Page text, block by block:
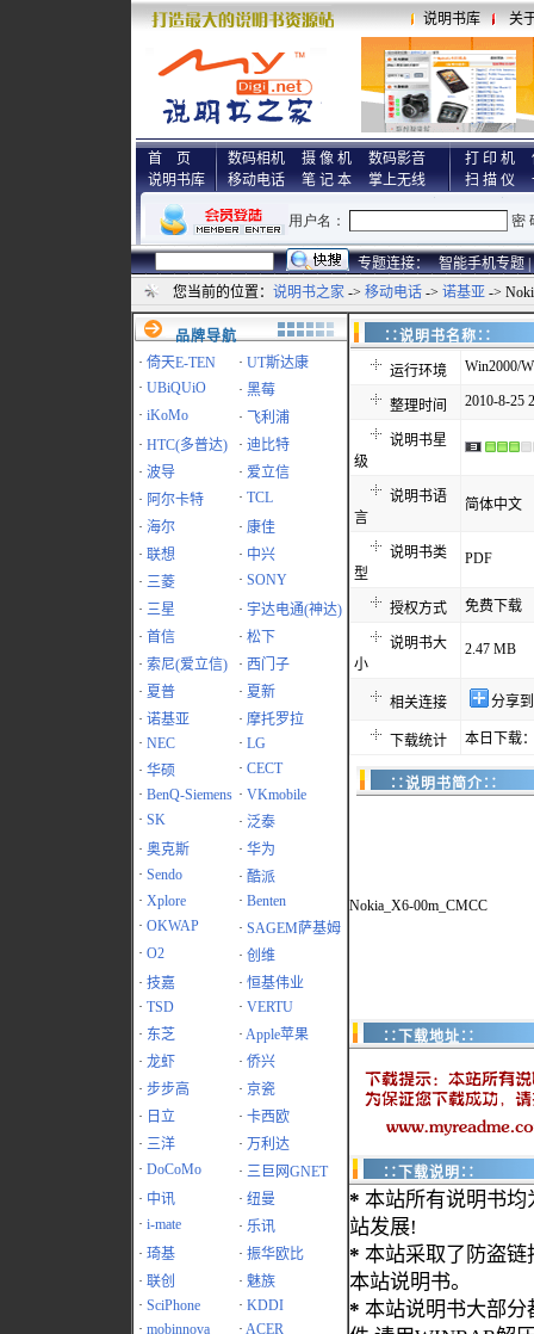
说明书库 关
首 页
说明书库
数码相机 摄 像 机
数码影音
移动电话
笔 记 本 掌上无线
打 印 机
扫 描 仪
专题连接： 智能手机专题 |
您当前的位置： 说明书之家 -> 移动电话 -> 诺基亚 ->
品牌导航
· 倚天E-TEN · UT斯达康
· UBiQUiO · 黑莓
· iKoMo ·
飞利浦
· HTC(多普达) · 迪比特
· 波导 · 爱立信
· 阿尔卡特 · TCL
· 海尔 · 康佳
· 联想 · 中兴
· 三菱 · SONY
· 三星 · 宇达电通(神达)
· 首信 · 松下
· 索尼(爱立信) · 西门子
· 夏普 · 夏新
· 诺基亚 · 摩托罗拉
· NEC · LG
· 华硕 · CECT
· BenQ-Siemens · VKmobile
· SK · 泛泰
· 奥克斯 · 华为
· Sendo · 酷派
· Xplore · Benten
· OKWAP · SAGEM萨基姆
· O2 · 创维
· 技嘉 · 恒基伟业
· TSD · VERTU
· 东芝 · Apple苹果
· 龙虾 · 侨兴
· 步步高 · 京瓷
· 日立 · 卡西欧
· 三洋 · 万利达
· DoCoMo · 三巨网GNET
· 中讯 · 纽曼
· i-mate · 乐讯
· 琦基 · 振华欧比
· 联创 · 魅族
· SciPhone · KDDI
· mobinnova · ACER
∷说明书名
运行环境 Win2000/
整理时间 2010-8-25
说明书星
级
说明书语
言
简体中文
说明书类
型
PDF
授权方式 免费下载
说明书大
小
2.47 MB
相关连接 分享
下载统计 本日下载
∷说明书简介∷
Nokia_X6-00m_CMCC
∷下载地址∷
∷下载说明∷
* 本站所有说明书均
站发展!
* 本站采取了防盗
本站说明书。
* 本站说明书大部分